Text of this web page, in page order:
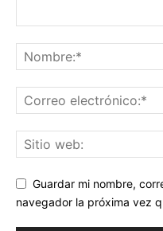
Guardar mi nombre,
navegador la próxima vez